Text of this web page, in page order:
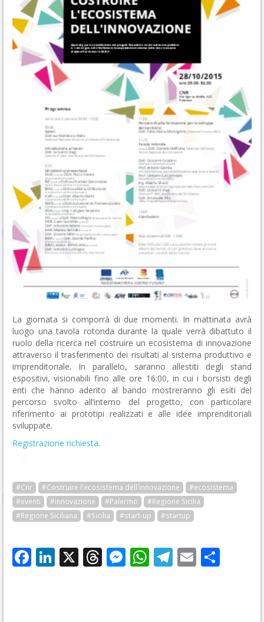
La giornata si comporrà di due momenti. In mattinata avrà
luogo una tavola rotonda durante la quale verrà dibattuto il
ruolo della ricerca nel costruire un ecosistema di innovazione
attraverso il trasferimento dei risultati al sistema produttivo e
imprenditoriale. In parallelo, saranno allestiti degli stand
espositivi, visionabili fino alle ore 16:00, in cui i borsisti degli
enti che hanno aderito al bando mostreranno gli esiti del
percorso svolto all’interno del progetto, con particolare
riferimento ai prototipi realizzati e alle idee imprenditoriali
sviluppate.
Registrazione richiesta.
#Cnr #Costruire l'ecosistema dell'innovazione
#ecosistema
#eventi
#innovazione #Palermo
#Regione Sicilia
#Regione Siciliana
#Sicilia #start-up #startup
Facebook
LinkedIn
X Threads
Messenger
WhatsApp
Telegram
Email